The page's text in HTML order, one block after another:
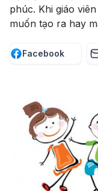
phúc. Khi giáo
muốn tạo ra hay
Facebook